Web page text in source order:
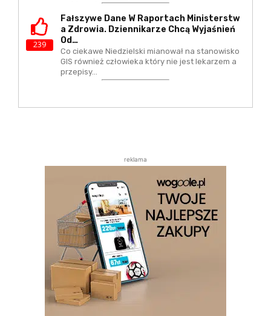
239
Fałszywe Dane W Raportach Ministerstw
A Zdrowia. Dziennikarze Chcą Wyjaśnień
Od…
Co ciekawe Niedzielski mianował na stanowisko
GIS również człowieka który nie jest lekarzem a
przepisy…
reklama